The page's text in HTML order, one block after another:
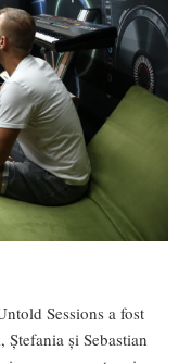
Sessions a fost
și Sebastian